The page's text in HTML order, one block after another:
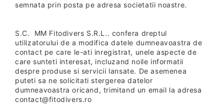
semnata prin posta pe adresa societatii noastre.
S.C. MM Fitodivers S.R.L.. confera dreptul
utilizatorului de a modifica datele dumneavoastra de
contact pe care le-ati inregistrat, unele aspecte de
care sunteti interesat, incluzand noile informatii
despre produse si servicii lansate. De asemenea
puteti sa ne solicitati stergerea datelor
dumneavoastra oricand, trimitand un email la adresa
contact@fitodivers.ro